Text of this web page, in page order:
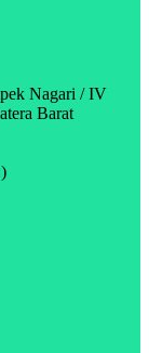
Nagari / IV
Barat